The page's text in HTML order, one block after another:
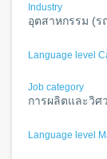
Industry
อุตสาหกรรม (ร
Language level
Job category
การผลิตและวิศ
Language level